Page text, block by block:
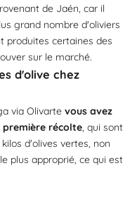
de Jaén, car il
grand nombre d'oliviers
produites certaines des
sur le marché.
d'olive chez
via Olivarte vous avez
première récolte, qui sont
d'olives vertes, non
plus approprié, ce qui est